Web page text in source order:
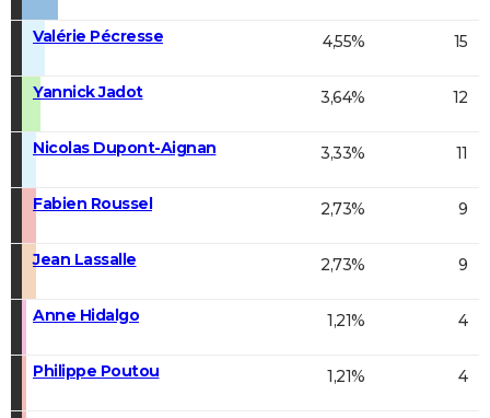
Valérie Pécresse 4,55% 15
Yannick Jadot 3,64% 12
Nicolas Dupont-Aignan 3,33% 11
Fabien Roussel 2,73% 9
Jean Lassalle 2,73% 9
Anne Hidalgo 1,21% 4
Philippe Poutou 1,21% 4